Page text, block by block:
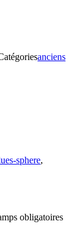
anciens
sphere,
obligatoires